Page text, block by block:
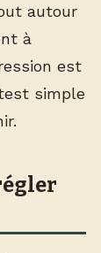
autour
à
est
simple